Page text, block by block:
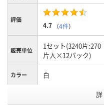
評価
4.7 （4件）
販売単位
1セット(3240片:270
片入×12パック)
カラー 白
12.5mm（コンピュ
ータ用紙サイズ）
詳